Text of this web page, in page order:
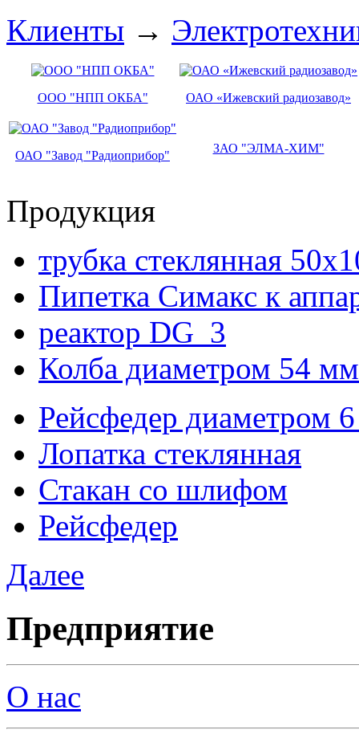
Клиенты →
ООО "НПП ОКБА" ОАО «Ижевский радиозавод»
ОАО "Завод "Радиоприбор"
ЗАО "ЭЛМА-ХИМ"
Продукция
трубка стеклянная
Пипетка Симакс к
реактор DG_3
Колба диаметром 54 мм
Рейсфедер диаметром
Лопатка стеклянная
Стакан со шлифом
Рейсфедер
Далее
Предприятие
О нас